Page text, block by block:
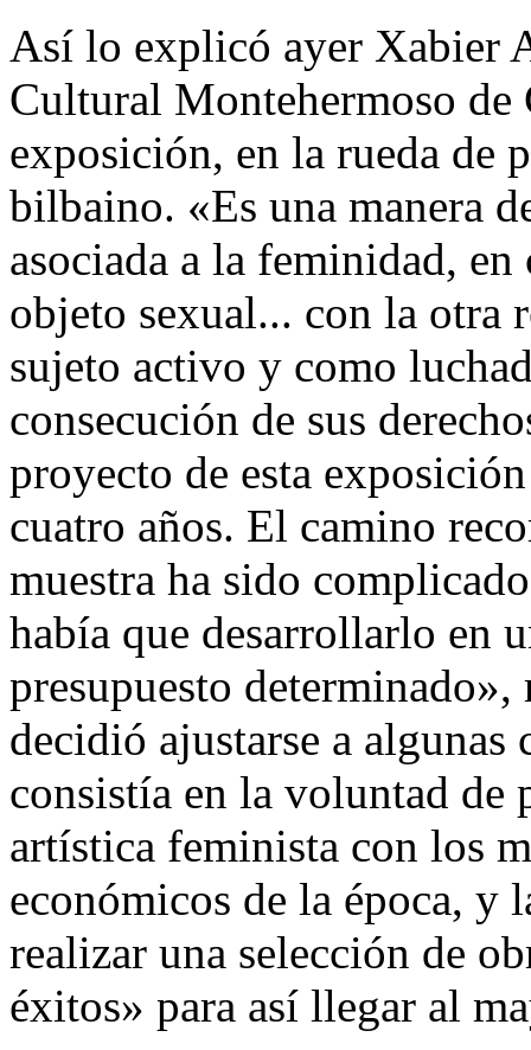
Así lo explicó ayer Xabier
Cultural Montehermoso de
exposición, en la rueda de
bilbaino. «Es una manera
asociada a la feminidad,
objeto sexual... con la otra
sujeto activo y como
consecución de sus
proyecto de esta
cuatro años. El camino
muestra ha sido
había que desarrollarlo en
presupuesto
decidió ajustarse a
consistía en la voluntad de
artística feminista con los
económicos de la época, y
realizar una selección de
éxitos» para así llegar al